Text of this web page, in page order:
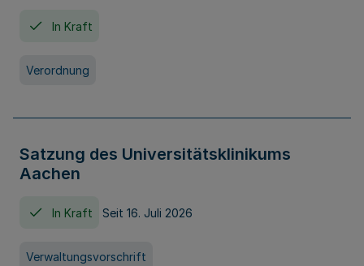
In Kraft
Verordnung
Satzung des Universitätsklinikums
Aachen
In Kraft Seit 16. Juli 2026
Verwaltungsvorschrift